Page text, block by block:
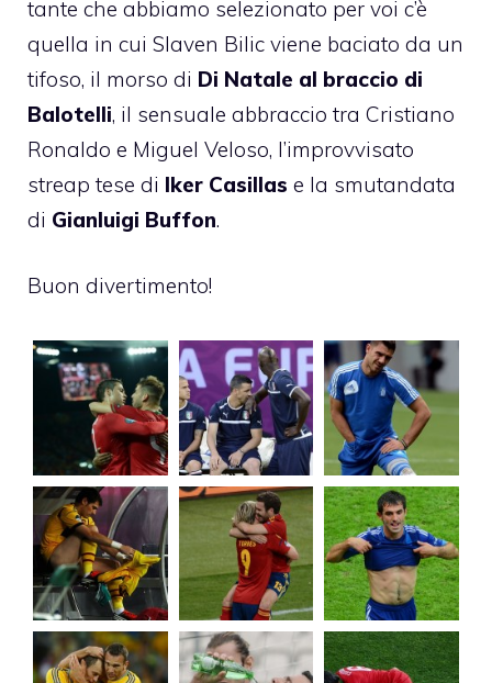
tante che abbiamo selezionato per voi c’è
quella in cui Slaven Bilic viene baciato da un
tifoso, il morso di Di Natale al braccio di
Balotelli, il sensuale abbraccio tra Cristiano
Ronaldo e Miguel Veloso, l’improvvisato
streap tese di Iker Casillas e la smutandata
di Gianluigi Buffon.
Buon divertimento!